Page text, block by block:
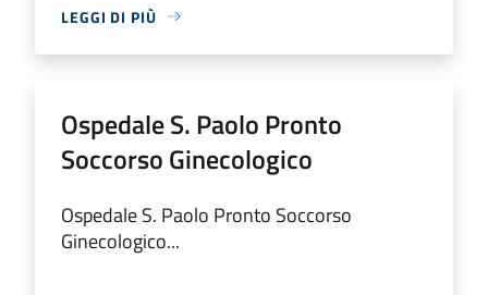
LEGGI DI PIÙ
Ospedale S. Paolo Pronto
Soccorso Ginecologico
Ospedale S. Paolo Pronto Soccorso
Ginecologico...